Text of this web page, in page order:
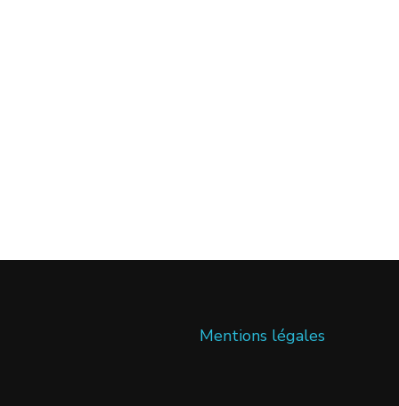
Mentions légales